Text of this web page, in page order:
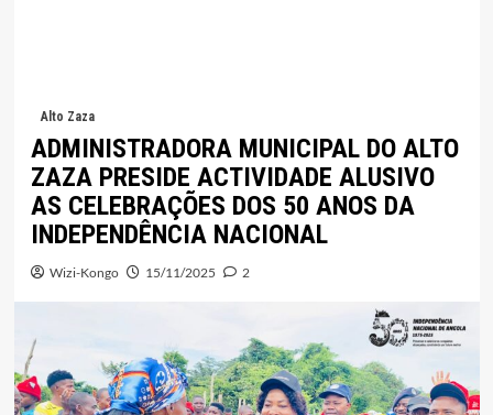
Alto Zaza
ADMINISTRADORA MUNICIPAL DO ALTO
ZAZA PRESIDE ACTIVIDADE ALUSIVO
AS CELEBRAÇÕES DOS 50 ANOS DA
INDEPENDÊNCIA NACIONAL
Wizi-Kongo 15/11/2025 2